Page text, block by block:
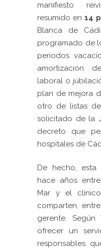
manifiesto
resumido en 14
Blanca de
programado de
periodos
amortización
laboral o
plan de mejora
otro de listas
solicitado de la
decreto que
hospitales de
De hecho,
hace años
Mar y el
comparten,
gerente. Según
ofrecer un
responsables